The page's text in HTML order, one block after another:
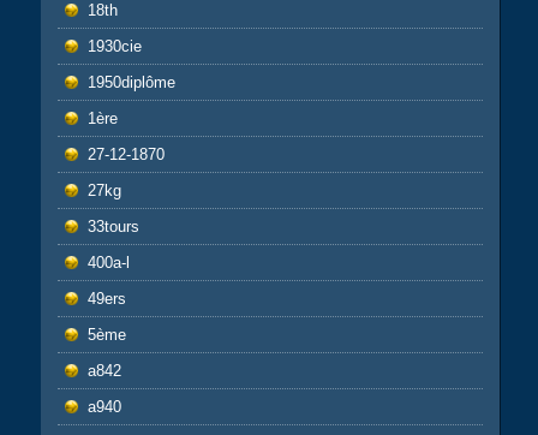
18th
1930cie
1950diplôme
1ère
27-12-1870
27kg
33tours
400a-l
49ers
5ème
a842
a940